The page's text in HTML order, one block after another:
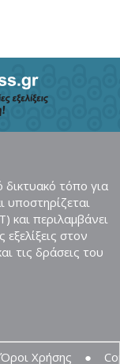
δικτυακό τόπο για
και περιλαμβάνει
εξελίξεις στον
τις δράσεις του
Όροι Χρήσης ●